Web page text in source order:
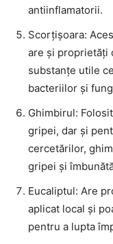
antiinflamatorii.
Scorțișoara:
are și proprietăți
substanțe utile
bacteriilor și
Ghimbirul:
gripei, dar și
cercetărilor,
gripei și
Eucaliptul: Are
aplicat local și
pentru a lupta